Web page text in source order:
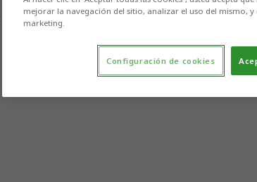
mejorar la navegación del sitio, analizar el uso del mismo,
marketing.
Configuración de cookies